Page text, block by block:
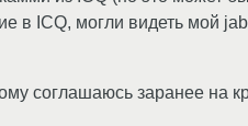
в ICQ, могли видеть мой
соглашаюсь заранее на